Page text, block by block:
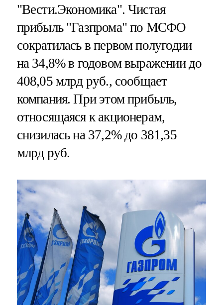
"Вести.Экономика".Чистая
прибыль "Газпрома" по МСФО
сократилась в первом полугодии
на 34,8% в годовом выражении до
408,05 млрд руб., сообщает
компания. При этом прибыль,
относящаяся к акционерам,
снизилась на 37,2% до 381,35
млрд руб.